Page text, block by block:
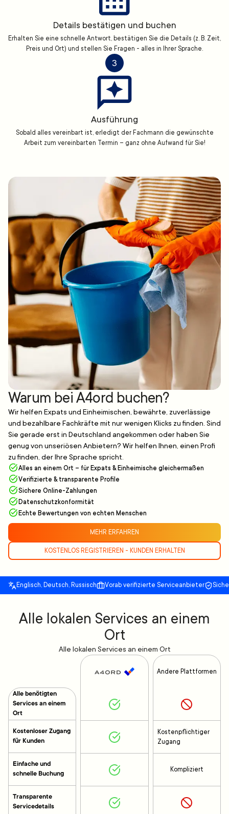
Details bestätigen und buchen
Erhalten Sie eine schnelle Antwort, bestätigen Sie die Details (z. B. Zeit,
Preis und Ort) und stellen Sie Fragen - alles in Ihrer Sprache.
3
Ausführung
Sobald alles vereinbart ist, erledigt der Fachmann die gewünschte
Arbeit zum vereinbarten Termin – ganz ohne Aufwand für Sie!
Warum bei A4ord buchen?
Wir helfen Expats und Einheimischen, bewährte, zuverlässige
und bezahlbare Fachkräfte mit nur wenigen Klicks zu finden. Sind
Sie gerade erst in Deutschland angekommen oder haben Sie
genug von unseriösen Anbietern? Wir helfen Ihnen, einen Profi
zu finden, der Ihre Sprache spricht.
Alles an einem Ort – für Expats & Einheimische gleichermaßen
Verifizierte & transparente Profile
Sichere Online-Zahlungen
Datenschutzkonformität
Echte Bewertungen von echten Menschen
MEHR ERFAHREN
KOSTENLOS REGISTRIEREN - KUNDEN ERHALTEN
Englisch, Deutsch, Russisch Vorab verifizierte Serviceanbieter
Alle lokalen Services an einem
Ort
Alle lokalen Services an einem Ort
Alle benötigten
Services an einem
Ort
Kostenloser Zugang
für Kunden
Einfache und
schnelle Buchung
Transparente
Servicedetails
Andere Plattformen
Kostenpflichtiger
Zugang
Kompliziert